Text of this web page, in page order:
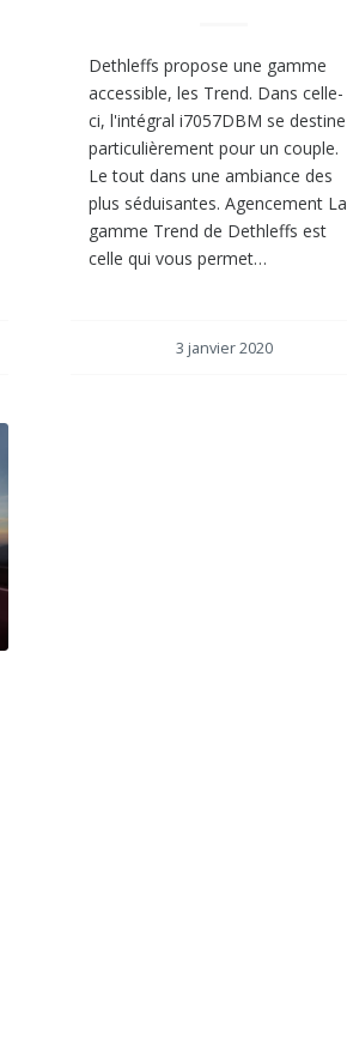
Dethleffs propose une gamme
accessible, les Trend. Dans celle-
ci, l'intégral i7057DBM se destine
particulièrement pour un couple.
Le tout dans une ambiance des
plus séduisantes. Agencement La
gamme Trend de Dethleffs est
celle qui vous permet…
3 janvier 2020